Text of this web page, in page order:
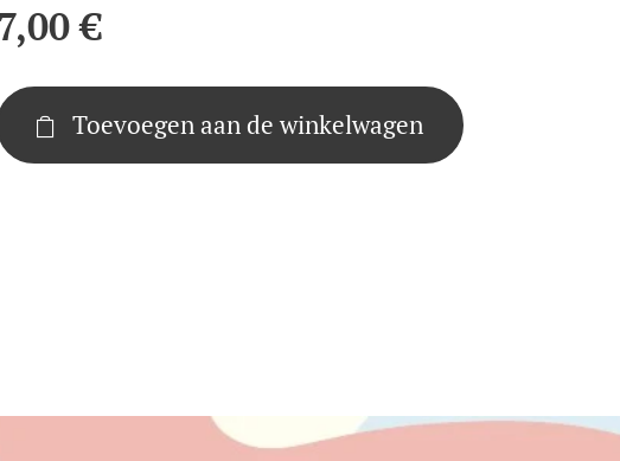
€
Toevoegen aan de winkelwagen